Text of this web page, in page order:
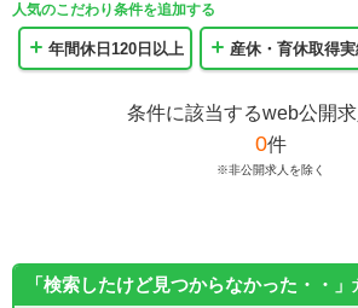
人気のこだわり条件を追加する
年間休日120日以上 産休・育休取得実
条件に該当するweb公開求
0件
※非公開求人を除く
「検索したけど見つからなかった・・」